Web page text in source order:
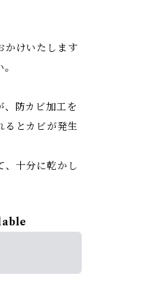
けいたします
防カビ加工を
るとカビが発生
十分に乾かし